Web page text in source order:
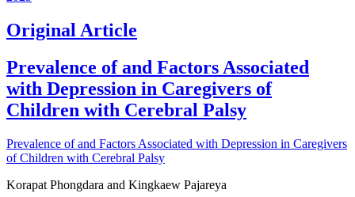
Original Article
Prevalence of and Factors Associated
with Depression in Caregivers of
Children with Cerebral Palsy
Prevalence of and Factors Associated with Depression in Caregivers
of Children with Cerebral Palsy
Korapat Phongdara and Kingkaew Pajareya